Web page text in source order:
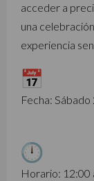
acceder a
una
experiencia
Fecha:
Horario: 12:00